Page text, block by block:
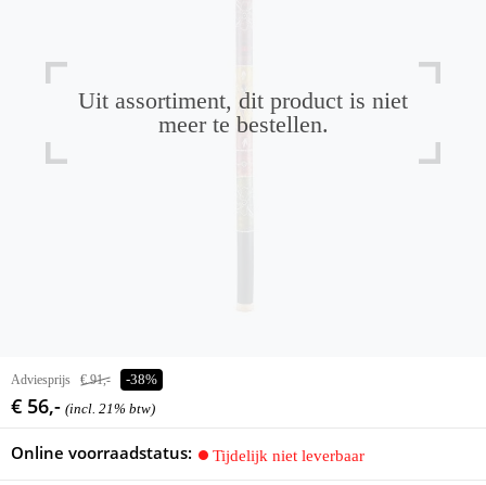
Uit assortiment, dit product is niet
meer te bestellen.
Adviesprijs € 91,- -38%
€ 56,- (incl. 21% btw)
Online voorraadstatus: Tijdelijk niet leverbaar